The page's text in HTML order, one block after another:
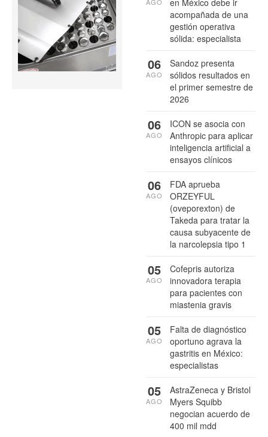
acompañada de una
gestión operativa
sólida: especialista
Sandoz presenta
sólidos resultados en
el primer semestre de
2026
06
AGO
ICON se asocia con
Anthropic para aplicar
inteligencia artificial a
ensayos clínicos
06
AGO
FDA aprueba
ORZEYFUL
(oveporexton) de
Takeda para tratar la
causa subyacente de
la narcolepsia tipo 1
06
AGO
Cofepris autoriza
innovadora terapia
para pacientes con
miastenia gravis
05
AGO
Falta de diagnóstico
oportuno agrava la
gastritis en México:
especialistas
05
AGO
AstraZeneca y Bristol
Myers Squibb
negocian acuerdo de
400 mil mdd
05
AGO